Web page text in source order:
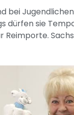
bei
dürfen sie